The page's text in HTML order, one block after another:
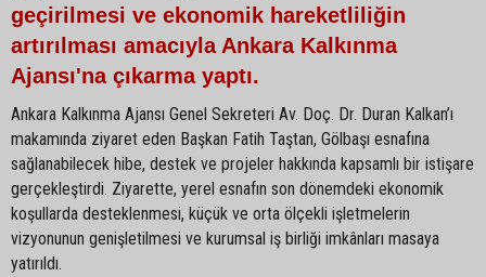
geçirilmesi ve ekonomik hareketliliğin
artırılması amacıyla Ankara Kalkınma
Ajansı'na çıkarma yaptı.
Ankara Kalkınma Ajansı Genel Sekreteri Av. Doç. Dr. Duran Kalkan’ı
makamında ziyaret eden Başkan Fatih Taştan, Gölbaşı esnafına
sağlanabilecek hibe, destek ve projeler hakkında kapsamlı bir istişare
gerçekleştirdi. Ziyarette, yerel esnafın son dönemdeki ekonomik
koşullarda desteklenmesi, küçük ve orta ölçekli işletmelerin
vizyonunun genişletilmesi ve kurumsal iş birliği imkânları masaya
yatırıldı.